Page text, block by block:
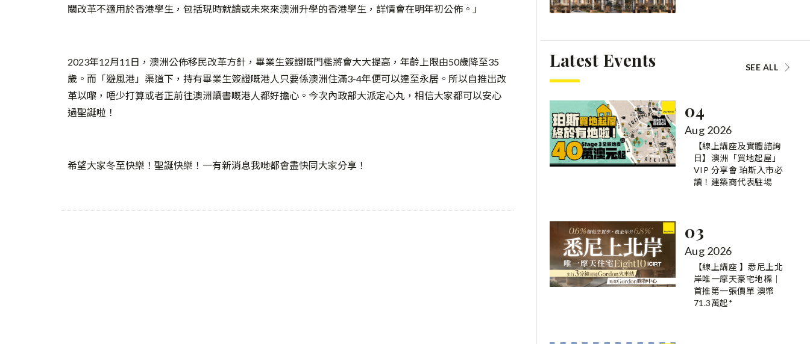
關改革不適用於香港學生，包括現時就讀或未來來澳洲升學的香港學生，詳情會在明年初公佈。」
2023年12月11日，澳洲公佈移民改革方針，畢業生簽證嘅門檻將會大大提高，年齡上限由50歲降至35
歲。而「避風港」渠道下，持有畢業生簽證嘅港人只要係澳洲住滿3-4年便可以達至永居。所以自推出改
革以嚟，唔少打算或者正前往澳洲讀書嘅港人都好擔心。今次內政部大派定心丸，相信大家都可以安心
過聖誕啦！
希望大家冬至快樂！聖誕快樂！一有新消息我哋都會盡快同大家分享！
Latest Events SEE ALL
04
Aug 2026
【線上講座及實體諮詢
日】澳洲「買地起屋」
VIP 分享會 珀斯入市必
讀！建築商代表駐場
03
Aug 2026
【線上講座 】悉尼上北
岸唯一摩天豪宅地標｜
首推第一張價單 澳幣
71.3萬起*